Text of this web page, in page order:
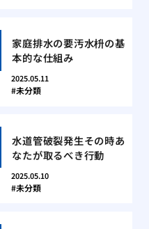
家庭排水の要汚水枡の基
本的な仕組み
2025.05.11
未分類
水道管破裂発生その時あ
なたが取るべき行動
2025.05.10
未分類